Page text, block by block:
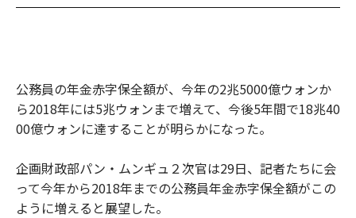
c
k
i
o
o
公務員の年金赤字保全額が、今年の2兆5000億ウォンか
ら2018年には5兆ウォンまで増えて、今後5年間で18兆40
00億ウォンに達することが明らかになった。
企画財政部パン・ムンギュ２次官は29日、記者たちに会
って今年から2018年までの公務員年金赤字保全額がこの
ように増えると展望した。